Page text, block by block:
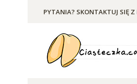
PYTANIA? SKONTAKTUJ SIĘ